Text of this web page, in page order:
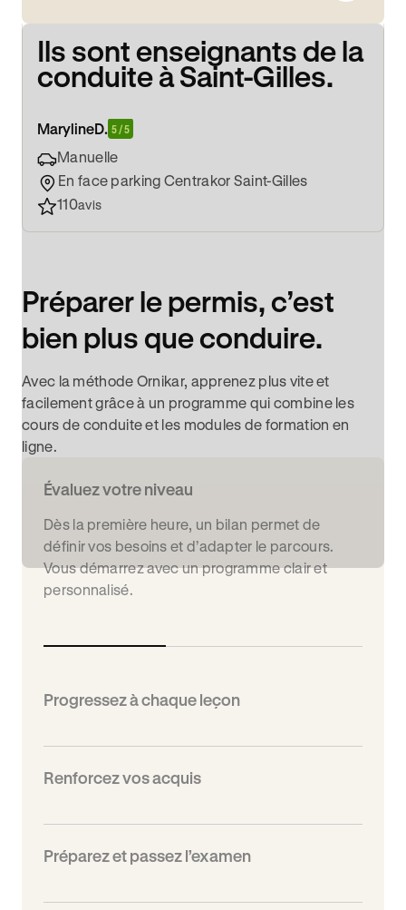
Ils sont enseignants de la
conduite à Saint-Gilles.
MarylineD. 5 / 5
Manuelle
En face parking Centrakor Saint-Gilles
110avis
Préparer le permis, c’est
bien plus que conduire.
Avec la méthode Ornikar, apprenez plus vite et
facilement grâce à un programme qui combine les
cours de conduite et les modules de formation en
ligne.
Évaluez votre niveau
Dès la première heure, un bilan permet de
définir vos besoins et d’adapter le parcours.
Vous démarrez avec un programme clair et
personnalisé.
Progressez à chaque leçon
Renforcez vos acquis
Préparez et passez l’examen